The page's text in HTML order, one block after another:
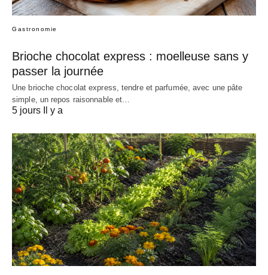
Gastronomie
Brioche chocolat express : moelleuse sans y
passer la journée
Une brioche chocolat express, tendre et parfumée, avec une pâte
simple, un repos raisonnable et…
5 jours Il y a